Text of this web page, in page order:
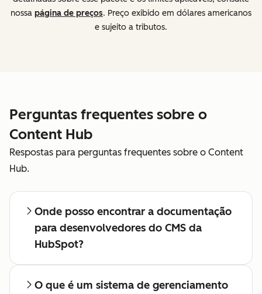
nossa página de preços. Preço exibido em dólares americanos
e sujeito a tributos.
Perguntas frequentes sobre o
Content Hub
Respostas para perguntas frequentes sobre o Content
Hub.
Onde posso encontrar a documentação
para desenvolvedores do CMS da
HubSpot?
O que é um sistema de gerenciamento